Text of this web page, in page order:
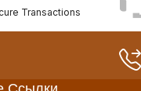
Transactions